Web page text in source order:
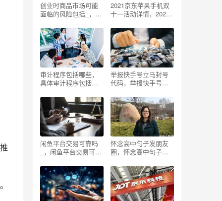
创业时商品市场可能
面临的风险包括_，创
临的风险包括？
2021京东苹果手机双
十一活动详情，2020
价格？
审计程序包括哪些，
具体审计程序包括哪
举报快手号立马封号
代码，举报快手号立
闲鱼平台交易可靠吗
_，闲鱼平台交易可靠
怀念高中句子发朋友
圈，怀念高中句子发